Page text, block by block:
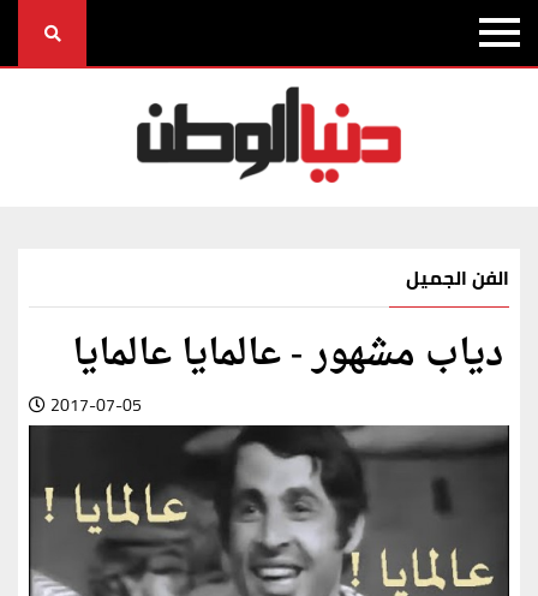
الفن الجميل
دياب مشهور - عالمايا عالمايا
2017-07-05